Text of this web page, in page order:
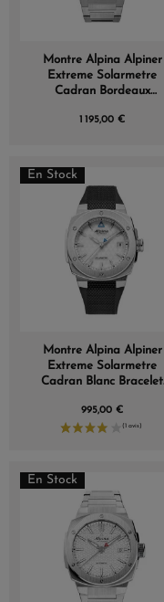
Montre Alpina Alpiner
Extreme Solarmetre
Cadran Bordeaux
1 195,00 €
En Stock
Montre Alpina Alpiner
Extreme Solarmetre
Cadran Blanc Bracelet
995,00 €
En Stock